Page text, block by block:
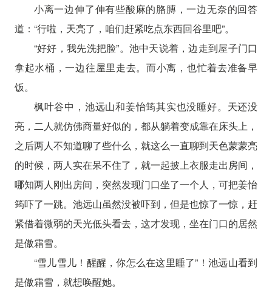
小离一边伸了伸有些酸麻的胳膊，一边无奈的回答
道：“行啦，天亮了，咱们赶紧吃点东西回谷里吧”。
“好好，我先洗把脸”。池中天说着，边走到屋子门口
拿起水桶，一边往屋里走去。而小离，也忙着去准备早
饭。
枫叶谷中，池远山和姜怡筠其实也没睡好。天还没
亮，二人就仿佛商量好似的，都从躺着变成靠在床头上，
之后两人不知道聊了些什么，就这么一直聊到天色蒙蒙亮
的时候，两人实在呆不住了，就一起披上衣服走出房间，
哪知两人刚出房间，突然发现门口坐了一个人，可把姜怡
筠吓了一跳。池远山虽然没被吓到，但是也惊了一惊，赶
紧借着微弱的天光低头看去，这才发现，坐在门口的居然
是傲霜雪。
“雪儿雪儿！醒醒，你怎么在这里睡了”！池远山看到
是傲霜雪，就想唤醒她。